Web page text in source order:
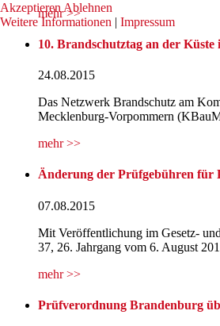
mehr >>
10. Brandschutztag an der Küste
24.08.2015
Das Netzwerk Brandschutz am
Mecklenburg-Vorpommern
mehr >>
Änderung der Prüfgebühren für
07.08.2015
Mit Veröffentlichung im Gesetz-
37, 26. Jahrgang vom 6. August
mehr >>
Prüfverordnung Brandenburg
Akzeptieren Ablehnen
Weitere Informationen | Impressum